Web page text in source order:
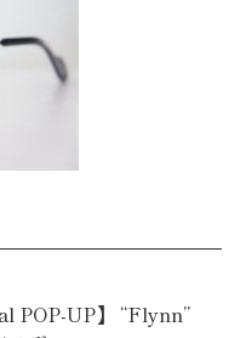
POP-UP】 “Flynn”